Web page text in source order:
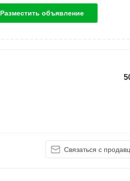
Разместить объявление
Связаться с